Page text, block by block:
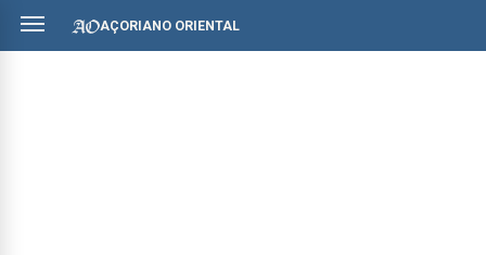
AÇORIANO ORIENTAL